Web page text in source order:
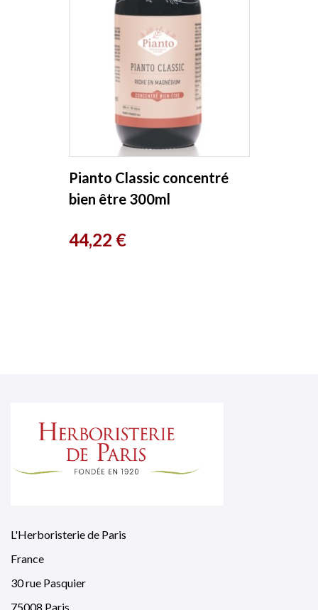
Pianto Classic concentré
bien être 300ml
Prix
44,22 €
L'Herboristerie de Paris
France
30 rue Pasquier
75008 Paris